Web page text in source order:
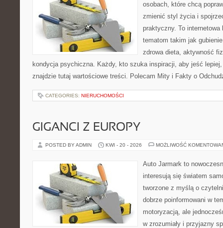
osobach, które chcą
zmienić styl życia i
praktyczny. To
tematom takim jak
zdrowa dieta, aktywność
kondycja psychiczna. Każdy, kto szuka inspiracji, aby jeść
znajdzie tutaj wartościowe treści. Polecam Mity i Fakty o
CATEGORIES: NIERUCHOMOŚCI
GIGANCI Z EUROPY
POSTED BY ADMIN KWI - 20 - 2026 MOŻLIWOŚĆ
Auto Jarmark to
interesują się światem
tworzone z myślą o
dobrze poinformowani w
motoryzacją, ale
w zrozumiały i przyjazny